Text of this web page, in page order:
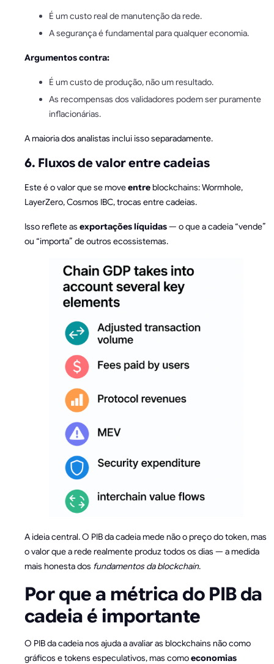
É um custo real de manutenção da rede.
A segurança é fundamental para qualquer economia.
Argumentos contra:
É um custo de produção, não um resultado.
As recompensas dos validadores podem ser puramente
inflacionárias.
A maioria dos analistas inclui isso separadamente.
6. Fluxos de valor entre cadeias
Este é o valor que se moveentreblockchains: Wormhole,
LayerZero, Cosmos IBC, trocas entre cadeias.
Isso reflete as exportações líquidas— o que a cadeia “vende”
ou “importa” de outros ecossistemas.
A ideia central. O PIB da cadeia mede não o preço do token, mas
o valor que a rede realmente produz todos os dias — a medida
mais honesta dos fundamentos da blockchain.
Por que a métrica do PIB da
cadeia é importante
O PIB da cadeia nos ajuda a avaliar as blockchains não como
gráficos e tokens especulativos, mas comoeconomias